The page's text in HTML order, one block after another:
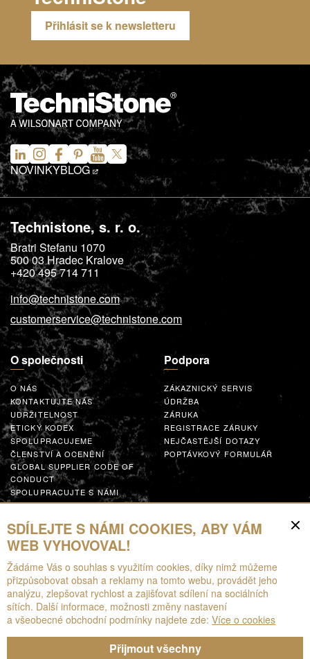
Přihlásit se k newsletteru
NOVINKYBLOG
Technistone, s. r. o.
Bratri Stefanu 1070
500 03Hradec Kralove
+420 495 714 711
info@technistone.com
customerservice@technistone.com
O společnosti
O NÁS
KONTAKTUJTE NÁS
UDRŽITELNOST
ETICKÝ KODEX
SPOLUPRACUJEME
ČLENSTVÍ A OCENĚNÍ
GLOBAL SUPPLIER CODE OF
CONDUCT
SPOLUPRACUJTE S NÁMI
Podpora
ZÁKAZNICKÝ SERVIS
ÚDRŽBA
ZÁRUKA
REGISTRACE ZÁRUKY
NEJČASTĚJŠÍ DOTAZY
POPTÁVKOVÝ FORMULÁŘ
Zdroje
KE STAŽENÍ
BROŽURY
EPD
ROZŠÍŘENÁ REALITA
SDÍLEJTE S NÁMI COOKIES, ABY VÁM
WEB VYHOVOVAL!
Žádáme Vás o souhlas s využitím cookies, díky nimž můžeme
přizpůsobovat obsah a reklamy na tomto webu, provádět jeho
analýzu, zlepšovat rychlost a zajišťovat sdílení na sociálních
sítích. Další informace, možnosti změny nastavení
a všeobecné obchodní podmínky najdete zde: Více o cookies
Přijmout všechny